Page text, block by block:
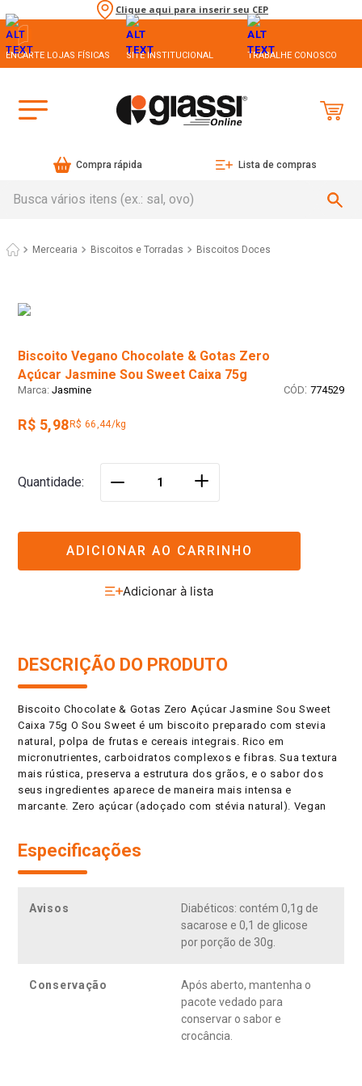
Clique aqui para inserir seu CEP
ENCARTE LOJAS FÍSICAS SITE INSTITUCIONAL TRABALHE CONOSCO
Compra rápida Lista de compras
Mercearia Biscoitos e Torradas Biscoitos Doces
Biscoito Vegano Chocolate & Gotas Zero
Açúcar Jasmine Sou Sweet Caixa 75g
Jasmine : 774529
R$ 5,98 R$ 66,44/kg
Quantidade ＋
ADICIONAR AO CARRINHO
DESCRIÇÃO DO PRODUTO
Biscoito Chocolate & Gotas Zero Açúcar Jasmine Sou Sweet
Caixa 75g O Sou Sweet é um biscoito preparado com stevia
natural, polpa de frutas e cereais integrais. Rico em
micronutrientes, carboidratos complexos e fibras. Sua textura
mais rústica, preserva a estrutura dos grãos, e o sabor dos
seus ingredientes aparece de maneira mais intensa e
marcante. Zero açúcar (adoçado com stévia natural). Vegan
Especificações
Avisos
Diabéticos: contém 0,1g de
sacarose e 0,1 de glicose
por porção de 30g.
Conservação
Após aberto, mantenha o
pacote vedado para
conservar o sabor e
crocância.